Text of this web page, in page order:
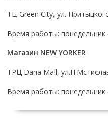
ТЦ Green City, ул.
Время работы: понедельник
Магазин NEW YORKER
ТРЦ Dana Mall,
Время работы: понедельник